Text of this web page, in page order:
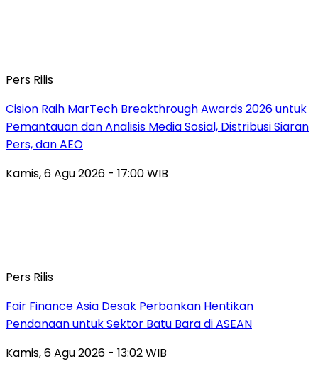
Pers Rilis
Cision Raih MarTech Breakthrough Awards 2026 untuk
Pemantauan dan Analisis Media Sosial, Distribusi Siaran
Pers, dan AEO
Kamis, 6 Agu 2026 - 17:00 WIB
Pers Rilis
Fair Finance Asia Desak Perbankan Hentikan
Pendanaan untuk Sektor Batu Bara di ASEAN
Kamis, 6 Agu 2026 - 13:02 WIB